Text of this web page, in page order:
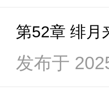
第52章 绯月
发布于